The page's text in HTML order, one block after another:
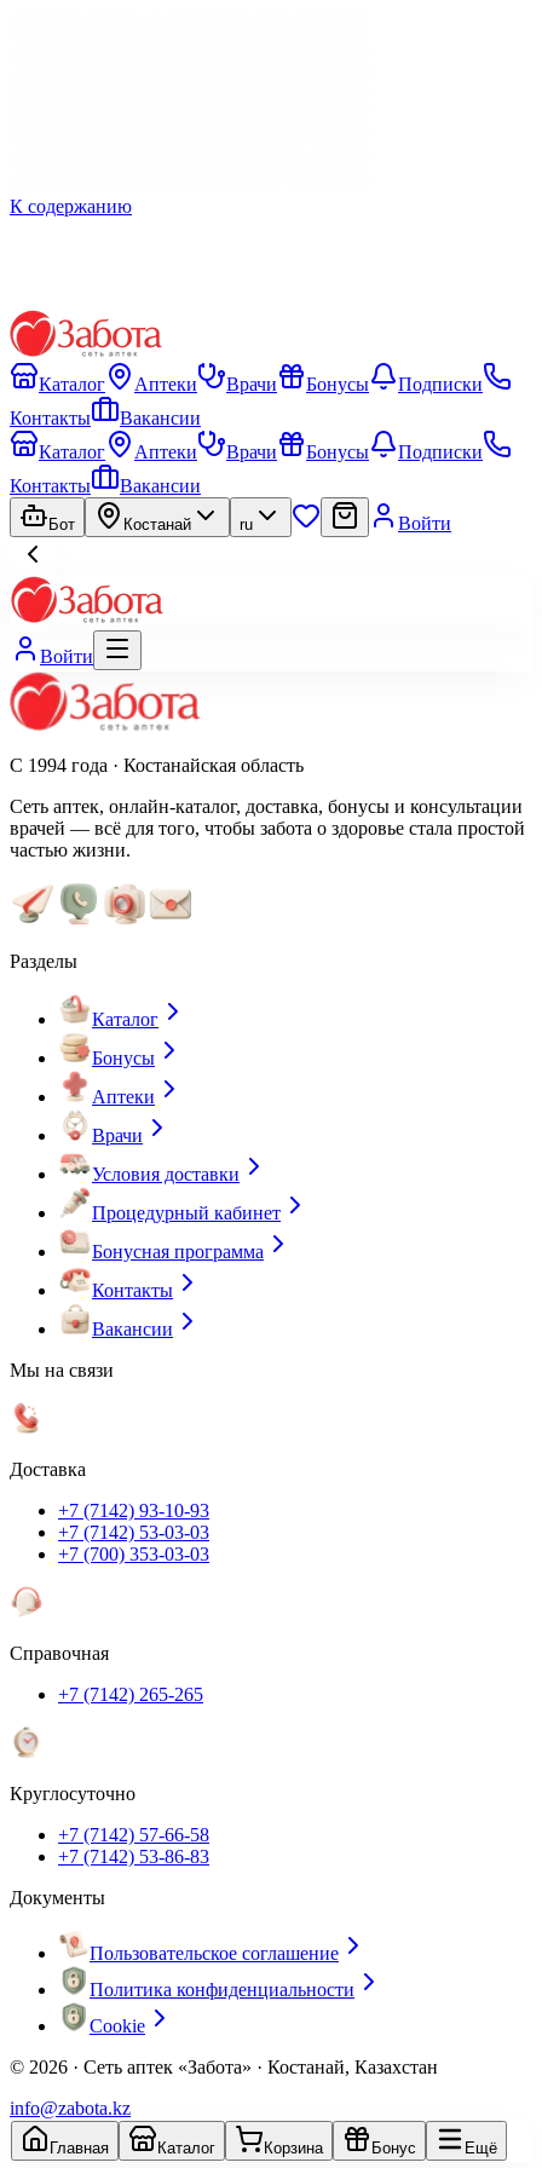
К содержанию
Каталог Аптеки Врачи Бонусы
Подписки
Контакты
Вакансии
Каталог
Аптеки Врачи Бонусы
Подписки
Контакты
Вакансии
Бот Костанай ru Войти
Войти
С 1994 года · Костанайская область
Сеть аптек, онлайн-каталог, доставка, бонусы и консультации
врачей — всё для того, чтобы забота о здоровье стала простой
частью жизни.
Разделы
Каталог
Бонусы
Аптеки
Врачи
Условия доставки
Процедурный кабинет
Бонусная программа
Контакты
Вакансии
Мы на связи
Доставка
+7 (7142) 93-10-93
+7 (7142) 53-03-03
+7 (700) 353-03-03
Справочная
+7 (7142) 265-265
Круглосуточно
+7 (7142) 57-66-58
+7 (7142) 53-86-83
Документы
Пользовательское соглашение
Политика конфиденциальности
Cookie
© 2026 · Сеть аптек «Забота» · Костанай, Казахстан
info@zabota.kz
Главная Каталог Корзина Бонус Ещё